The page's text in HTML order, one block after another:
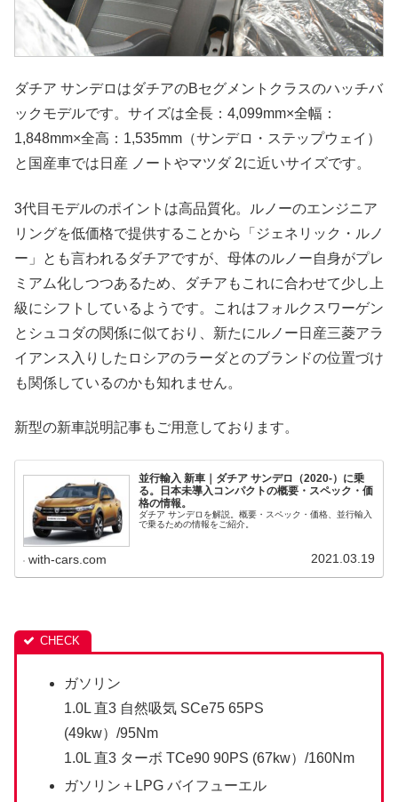
ダチア サンデロはダチアのBセグメントクラスのハッチバ
ックモデルです。サイズは全長：4,099mm×全幅：
1,848mm×全高：1,535mm（サンデロ・ステップウェイ）
と国産車では日産 ノートやマツダ 2に近いサイズです。
3代目モデルのポイントは高品質化。ルノーのエンジニア
リングを低価格で提供することから「ジェネリック・ルノ
ー」とも言われるダチアですが、母体のルノー自身がプレ
ミアム化しつつあるため、ダチアもこれに合わせて少し上
級にシフトしているようです。これはフォルクスワーゲン
とシュコダの関係に似ており、新たにルノー日産三菱アラ
イアンス入りしたロシアのラーダとのブランドの位置づけ
も関係しているのかも知れません。
新型の新車説明記事もご用意しております。
並行輸入 新車｜ダチア サンデロ（2020-）に乗
る。日本未導入コンパクトの概要・スペック・価
格の情報。
ダチア サンデロを解説。概要・スペック・価格、並行輸入
で乗るための情報をご紹介。
with-cars.com 2021.03.19
ガソリン
1.0L 直3 自然吸気 SCe75 65PS
(49kw）/95Nm
1.0L 直3 ターボ TCe90 90PS (67kw）/160Nm
ガソリン＋LPG バイフューエル